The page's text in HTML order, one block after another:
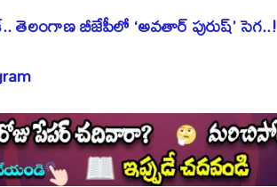
బీజేపీలో ‘అవతార్ పురుష్’ సెగ..!